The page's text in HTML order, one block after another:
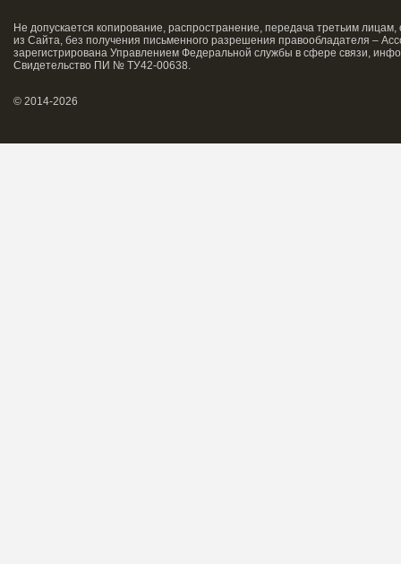
Не допускается копирование, распространение, передача третьим
из Сайта, без получения письменного разрешения правообладателя –
зарегистрирована Управлением Федеральной службы в сфере связи,
Свидетельство ПИ № ТУ42-00638.
© 2014-2026